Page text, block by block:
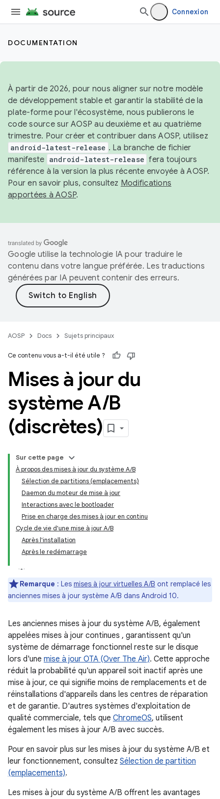
Connexion
DOCUMENTATION
À partir de 2026, pour nous aligner sur notre modèle
de développement stable et garantir la stabilité de la
plate-forme pour l'écosystème, nous publierons le
code source sur AOSP au deuxième et au quatrième
trimestre. Pour créer et contribuer dans AOSP, utilisez
android-latest-release . La branche de fichier
manifeste android-latest-release fera toujours
référence à la version la plus récente envoyée à AOSP.
Pour en savoir plus, consultez Modifications
apportées à AOSP.
Google utilise la technologie IA pour traduire le
contenu dans votre langue préférée. Les traductions
générées par IA peuvent contenir des erreurs.
AOSP Docs Sujets principaux
Ce contenu vous a-t-il été utile ?
Mises à jour du
système A/B
(discrètes)
Sur cette page
À propos des mises à jour du système A/B
Sélection de partitions (emplacements)
Daemon du moteur de mise à jour
Interactions avec le bootloader
Prise en charge des mises à jour en continu
Cycle de vie d'une mise à jour A/B
Après l'installation
Après le redémarrage
Remarque : Les mises à jour virtuelles A/B ont remplacé les
anciennes mises à jour système A/B dans Android 10.
Les anciennes mises à jour du système A/B, également
appelées mises à jour continues , garantissent qu'un
système de démarrage fonctionnel reste sur le disque
lors d'une mise à jour OTA (Over The Air). Cette approche
réduit la probabilité qu'un appareil soit inactif après une
mise à jour, ce qui signifie moins de remplacements et de
réinstallations d'appareils dans les centres de réparation
et de garantie. D'autres systèmes d'exploitation de
qualité commerciale, tels que ChromeOS, utilisent
également les mises à jour A/B avec succès.
Pour en savoir plus sur les mises à jour du système A/B et
leur fonctionnement, consultez Sélection de partition
(emplacements).
Les mises à jour du système A/B offrent les avantages